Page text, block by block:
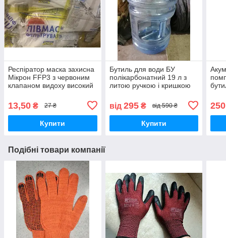
Респіратор маска захисна
Мікрон FFP3 з червоним
клапаном видоху високий
ОРИГІНАЛ
13,50 ₴ 27 ₴
Купити
Бутиль для води БУ
полікарбонатний 19 л з
литою ручкою і кришкою
від 295₴ від 590 ₴
Купити
250
Подібні товари компанії